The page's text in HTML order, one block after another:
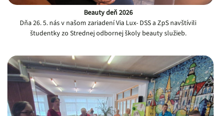
Beauty deň 2026
Dňa 26. 5. nás v našom zariadení Via Lux- DSS a ZpS navštívili
študentky zo Strednej odbornej školy beauty služieb.